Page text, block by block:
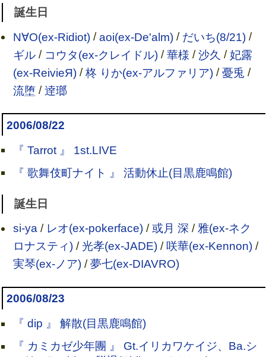
誕生日
N∀O(ex-Ridiot)/aoi(ex-De'alm)/ だいち(8/21)/
ギル/ コウタ(ex-クレイドル)/華様 /沙久 /妃露
(ex-ReivieЯ)/柊 りか(ex-アルファリア)/憂兎 /
流堕/逹瑯
2006/08/22
『 Tarrot 』 1st.LIVE
『 歌舞伎町ナイト 』 活動休止(目黒鹿鳴館)
誕生日
si-ya/ レオ(ex-pokerface)/或月 深 /雅(ex-ネク
ロナスティ)/光孝(ex-JADE)/ 咲華(ex-Kennon)/
実琴(ex-ノア)/夢七(ex-DIAVRO)
2006/08/23
『 dip 』 解散(目黒鹿鳴館)
『 カミカゼ少年團 』 Gt.イリカワケイジ、Ba.シ